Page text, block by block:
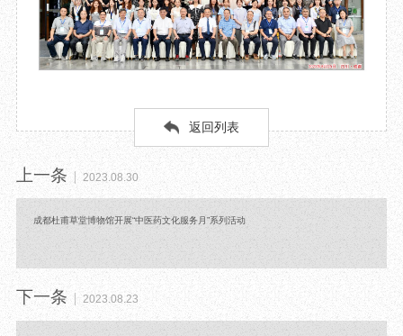
返回列表
上一条 2023.08.30
成都杜甫草堂博物馆开展“中医药文化服务月”系列活动
下一条 2023.08.23